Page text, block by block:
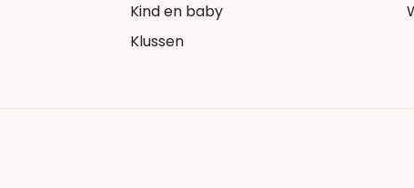
Kind en baby
Klussen